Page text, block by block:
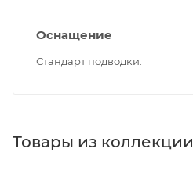
Оснащение
Стандарт подводки
Товары из коллекции